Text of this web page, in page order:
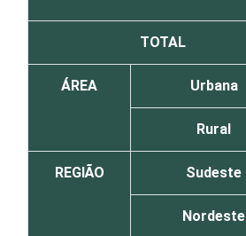
TOTAL
ÁREA Urbana
Rural
REGIÃO Sudeste
Nordeste